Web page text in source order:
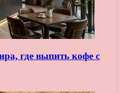
где выпить кофе с